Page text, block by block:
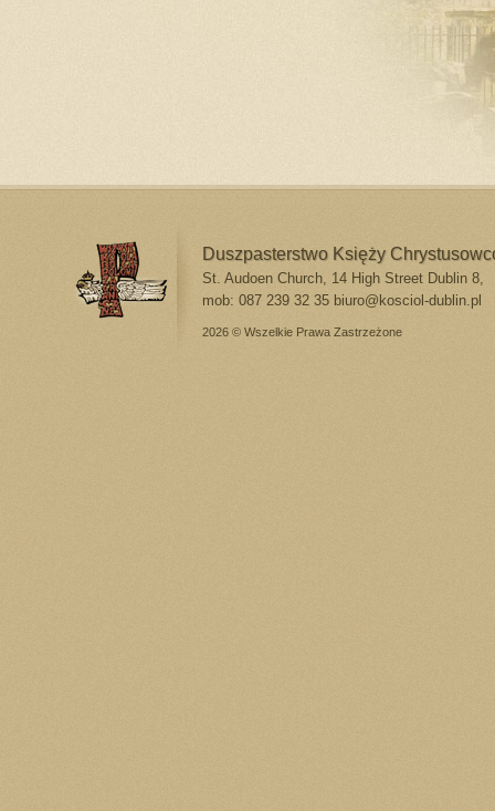
Duszpasterstwo Księży
St. Audoen Church, 14 High Street Dublin 8,
mob: 087 239 32 35 biuro@kosciol-dublin.pl
2026 © Wszelkie Prawa Zastrzeżone